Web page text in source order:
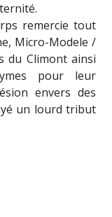
remercie tout
Micro-Modele /
du Climont ainsi
pour leur
envers des
un lourd tribut